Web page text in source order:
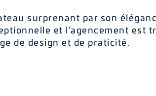
surprenant par son
et l’agencement est
de design et de praticité.